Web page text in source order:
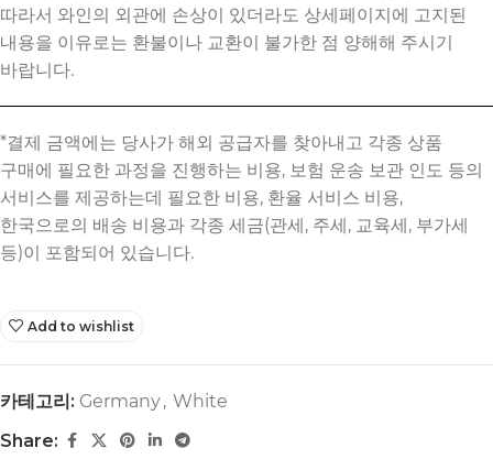
따라서 와인의 외관에 손상이 있더라도 상세페이지에 고지된
내용을 이유로는 환불이나 교환이 불가한 점 양해해 주시기
바랍니다.
Add to wishlist
카테고리: Germany, White
Share: